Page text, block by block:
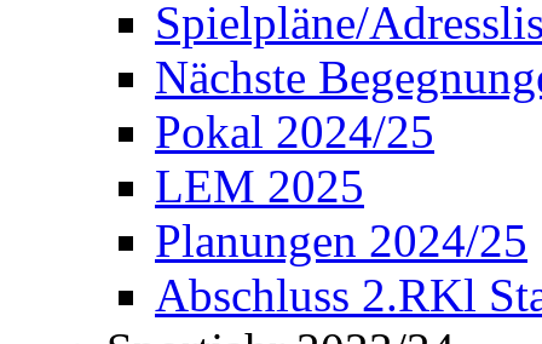
Spielpläne/
Nächste
Pokal 2024/25
LEM 2025
Planungen 2024/25
Abschluss 2.RKl